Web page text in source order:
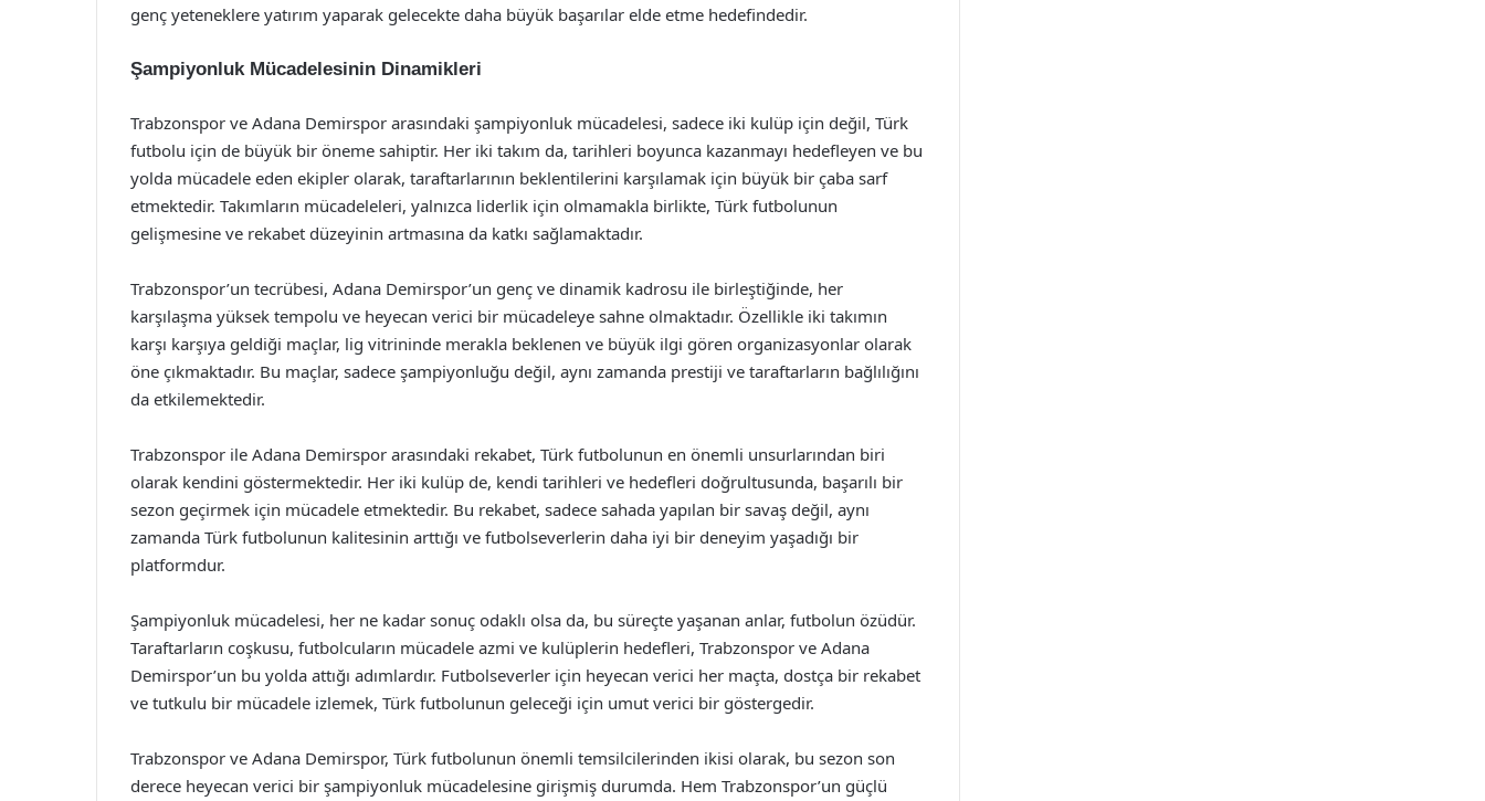
genç yeteneklere yatırım yaparak gelecekte daha büyük başarılar elde etme hedefindedir.
Şampiyonluk Mücadelesinin Dinamikleri
Trabzonspor ve Adana Demirspor arasındaki şampiyonluk mücadelesi, sadece iki kulüp için değil, Türk
futbolu için de büyük bir öneme sahiptir. Her iki takım da, tarihleri boyunca kazanmayı hedefleyen ve bu
yolda mücadele eden ekipler olarak, taraftarlarının beklentilerini karşılamak için büyük bir çaba sarf
etmektedir. Takımların mücadeleleri, yalnızca liderlik için olmamakla birlikte, Türk futbolunun
gelişmesine ve rekabet düzeyinin artmasına da katkı sağlamaktadır.
Trabzonspor’un tecrübesi, Adana Demirspor’un genç ve dinamik kadrosu ile birleştiğinde, her
karşılaşma yüksek tempolu ve heyecan verici bir mücadeleye sahne olmaktadır. Özellikle iki takımın
karşı karşıya geldiği maçlar, lig vitrininde merakla beklenen ve büyük ilgi gören organizasyonlar olarak
öne çıkmaktadır. Bu maçlar, sadece şampiyonluğu değil, aynı zamanda prestiji ve taraftarların bağlılığını
da etkilemektedir.
Trabzonspor ile Adana Demirspor arasındaki rekabet, Türk futbolunun en önemli unsurlarından biri
olarak kendini göstermektedir. Her iki kulüp de, kendi tarihleri ve hedefleri doğrultusunda, başarılı bir
sezon geçirmek için mücadele etmektedir. Bu rekabet, sadece sahada yapılan bir savaş değil, aynı
zamanda Türk futbolunun kalitesinin arttığı ve futbolseverlerin daha iyi bir deneyim yaşadığı bir
platformdur.
Şampiyonluk mücadelesi, her ne kadar sonuç odaklı olsa da, bu süreçte yaşanan anlar, futbolun özüdür.
Taraftarların coşkusu, futbolcuların mücadele azmi ve kulüplerin hedefleri, Trabzonspor ve Adana
Demirspor’un bu yolda attığı adımlardır. Futbolseverler için heyecan verici her maçta, dostça bir rekabet
ve tutkulu bir mücadele izlemek, Türk futbolunun geleceği için umut verici bir göstergedir.
Trabzonspor ve Adana Demirspor, Türk futbolunun önemli temsilcilerinden ikisi olarak, bu sezon son
derece heyecan verici bir şampiyonluk mücadelesine girişmiş durumda. Hem Trabzonspor’un güçlü